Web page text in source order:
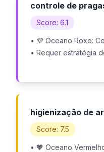
controle de
Score: 6.1
• 💜 Oceano Roxo:
• Requer estratégia
higienização de
Score: 7.5
• 🧡 Oceano